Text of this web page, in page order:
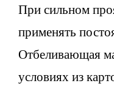
При сильном
применять
Отбеливающая
условиях из